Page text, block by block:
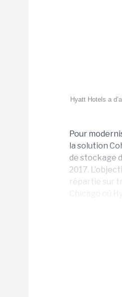
Hyatt Hotels a
Pour
la solution
de stockage
2017.
répartie sur